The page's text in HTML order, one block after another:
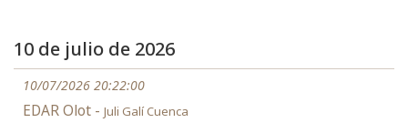
10 de julio de 2026
10/07/2026 20:22:00
EDAR Olot - Juli Galí Cuenca